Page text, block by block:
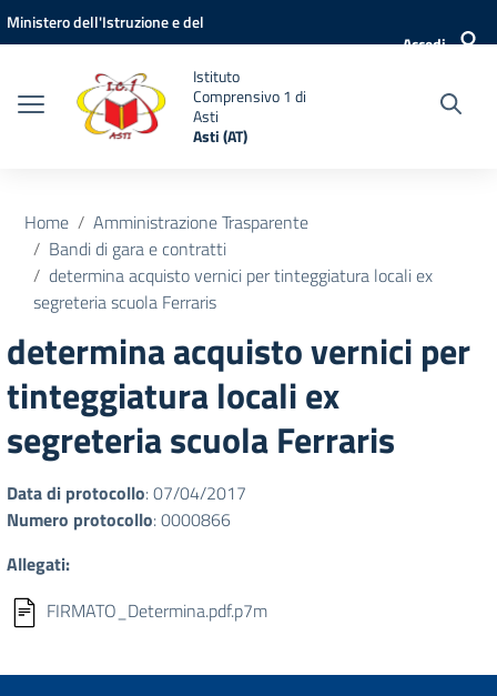
Vai ai contenuti
Vai al menu di navigazione
Vai al footer
Ministero dell'Istruzione e del
Accedi
Istituto
Comprensivo 1 di
Asti
Asti (AT)
Home
Amministrazione Trasparente
Bandi di gara e contratti
determina acquisto vernici per tinteggiatura locali ex
segreteria scuola Ferraris
determina acquisto vernici per
tinteggiatura locali ex
segreteria scuola Ferraris
Data di protocollo: 07/04/2017
Numero protocollo: 0000866
Allegati:
FIRMATO_Determina.pdf.p7m